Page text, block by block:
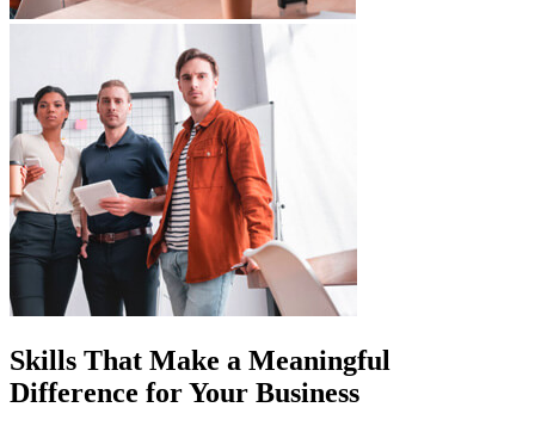
Skills That Make a Meaningful
Difference for Your Business